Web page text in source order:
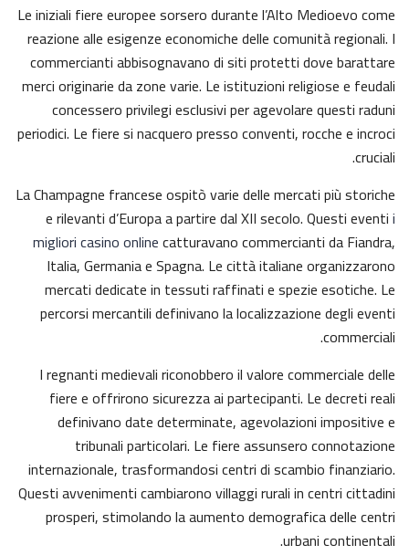
Le iniziali fiere europee sorsero durante l’Alto Medioevo come
reazione alle esigenze economiche delle comunità regionali. I
commercianti abbisognavano di siti protetti dove barattare
merci originarie da zone varie. Le istituzioni religiose e feudali
concessero privilegi esclusivi per agevolare questi raduni
periodici. Le fiere si nacquero presso conventi, rocche e incroci
cruciali.
La Champagne francese ospitò varie delle mercati più storiche
e rilevanti d’Europa a partire dal XII secolo. Questi eventii
migliori casino onlinecatturavano commercianti da Fiandra,
Italia, Germania e Spagna. Le città italiane organizzarono
mercati dedicate in tessuti raffinati e spezie esotiche. Le
percorsi mercantili definivano la localizzazione degli eventi
commerciali.
I regnanti medievali riconobbero il valore commerciale delle
fiere e offrirono sicurezza ai partecipanti. Le decreti reali
definivano date determinate, agevolazioni impositive e
tribunali particolari. Le fiere assunsero connotazione
internazionale, trasformandosi centri di scambio finanziario.
Questi avvenimenti cambiarono villaggi rurali in centri cittadini
prosperi, stimolando la aumento demografica delle centri
urbani continentali.